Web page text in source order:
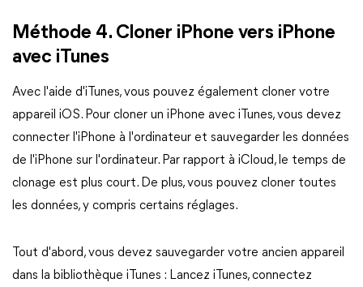
Méthode 4. Cloner iPhone vers iPhone
avec iTunes
Avec l'aide d'iTunes, vous pouvez également cloner votre
appareil iOS. Pour cloner un iPhone avec iTunes, vous devez
connecter l'iPhone à l'ordinateur et sauvegarder les données
de l'iPhone sur l'ordinateur. Par rapport à iCloud, le temps de
clonage est plus court. De plus, vous pouvez cloner toutes
les données, y compris certains réglages.
Tout d'abord, vous devez sauvegarder votre ancien appareil
dans la bibliothèque iTunes : Lancez iTunes, connectez